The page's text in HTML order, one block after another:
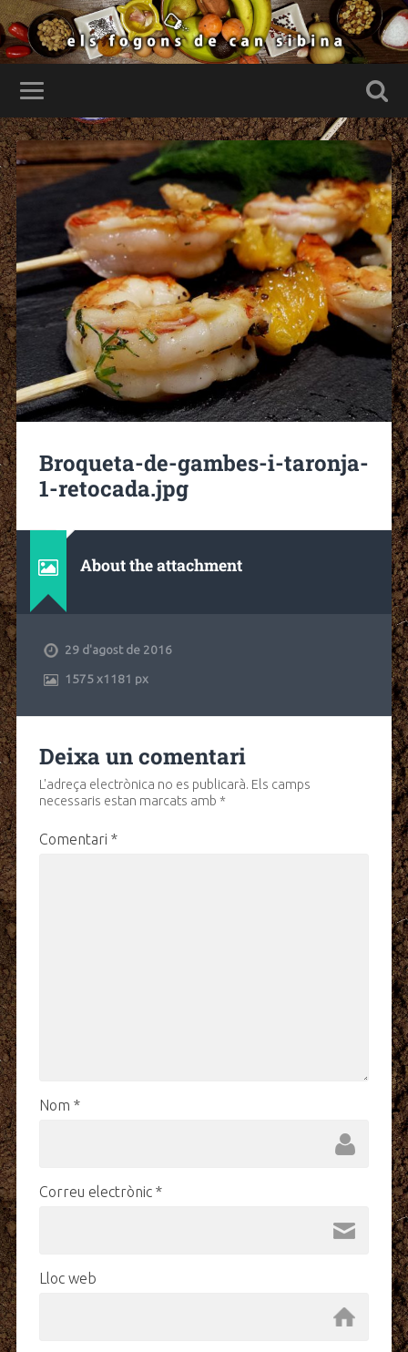
Broqueta-de-gambes-i-taronja-
1-retocada.jpg
About the attachment
29 d'agost de 2016
1575x1181 px
Deixa un comentari
L'adreça electrònica no es publicarà. Els camps
necessaris estan marcats amb *
Comentari *
Nom *
Correu electrònic *
Lloc web